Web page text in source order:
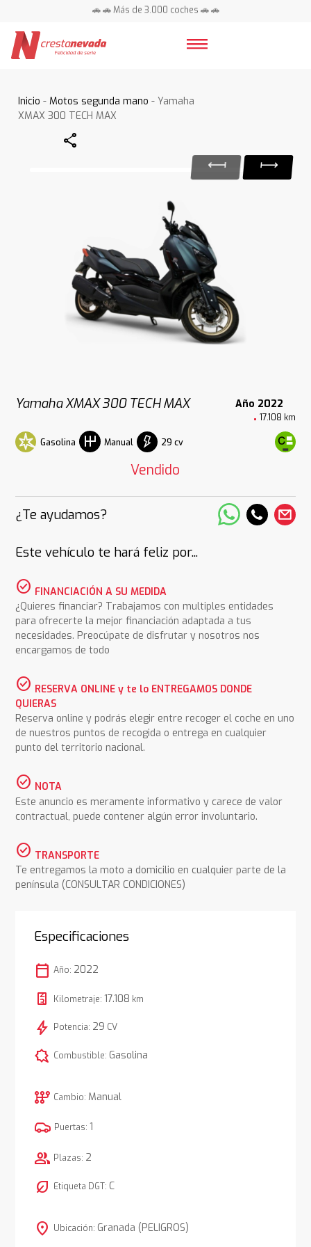
🚗 🚗 Más de 3.000 coches 🚗 🚗
Inicio -Motos segunda mano - Yamaha
XMAX 300 TECH MAX
Share
Yamaha XMAX 300 TECH MAX Año 2022
17.108 km
Gasolina Manual 29 cv
Vendido
¿Te ayudamos?
Este vehículo te hará feliz por...
check_circle FINANCIACIÓN A SU MEDIDA
¿Quieres financiar? Trabajamos con multiples entidades
para ofrecerte la mejor financiación adaptada a tus
necesidades. Preocúpate de disfrutar y nosotros nos
encargamos de todo
check_circle RESERVA ONLINE y te lo ENTREGAMOS DONDE
QUIERAS
Reserva online y podrás elegir entre recoger el coche en uno
de nuestros puntos de recogida o entrega en cualquier
punto del territorio nacional.
check_circle NOTA
Este anuncio es meramente informativo y carece de valor
contractual, puede contener algún error involuntario.
check_circle TRANSPORTE
Te entregamos la moto a domicilio en cualquier parte de la
península (CONSULTAR CONDICIONES)
Especificaciones
calendar_today Año: 2022
Kilometraje: 17.108 km
bolt Potencia: 29 CV
comic_bubble Combustible: Gasolina
auto_transmission Cambio: Manual
Puertas: 1
group Plazas: 2
nest_eco_leaf Etiqueta DGT: C
location_on Ubicación: Granada (PELIGROS)